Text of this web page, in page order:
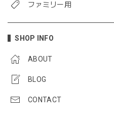
ファミリー用
SHOP INFO
ABOUT
BLOG
CONTACT